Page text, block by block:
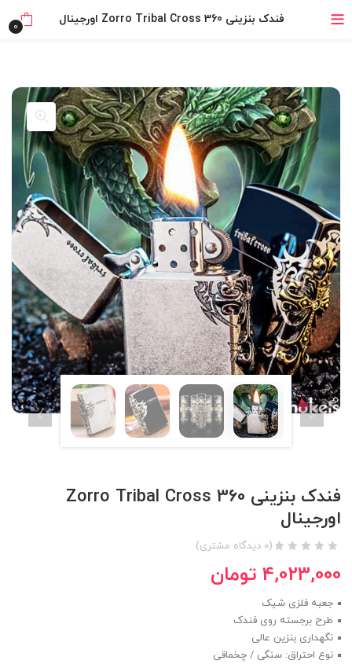
بدون ضامن، بدون سود
فندک بنزینی Zorro Tribal Cross 360 اورجینال 0
فندک بنزینی Zorro Tribal Cross 360
اورجینال
(
0 دیدگاه مشتری)
4,023,000 تومان
جعبه فلزی شیک
طرح برجسته روی فندک
نگهداری بنزین عالی
نوع احتراق: سنگی / چخماقی